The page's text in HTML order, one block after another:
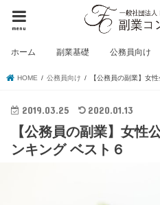
menu
ホーム 副業基礎 公務員向け
HOME 公務員向け 【公務員の副業】女
2019.03.25 2020.01.13
【公務員の副業】女性
ンキング ベスト６